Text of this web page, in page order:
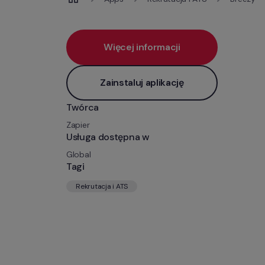
Więcej informacji
Zainstaluj aplikację
Twórca
Zapier
Usługa dostępna w
Global
Tagi
Rekrutacja i ATS